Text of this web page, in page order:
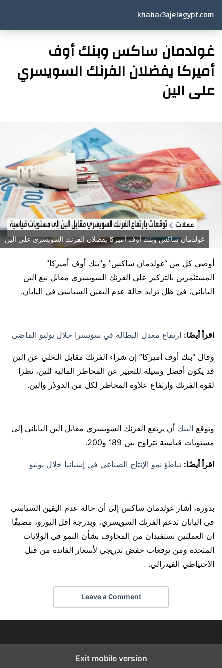
khabar3ajelegypt.com
غولدمان ساكس وبنك أوف
أميركا يفضلان الفرنك السويسري
على الين
غولدمان ساكس وبنك أوف أميركا يفضلان الفرنك السويسري على الين
أوصى كل من “غولدمان ساكس” و”بنك أوف أميركا”
المستثمرين بالتركيز على الفرنك السويسري مقابل بيع الين
الياباني، في ظل تزايد حالة عدم اليقين السياسي في اليابان.
اقرأ أيضًا: ارتفاع معدل البطالة في سويسرا خلال يوليو الماضي
وقال “بنك أوف أميركا” إن شراء الفرنك مقابل التخلي عن الين
قد يكون أفضل وسيلة للتعبير عن المخاطر المالية للين، نظرا
لقوة الفرنك وارتفاع علاوة المخاطر لكل من الدولار والين.
وتوقع البنك أن يرتفع الفرنك السويسري مقابل الين الياباني إلى
مستويات قياسية تتراوح بين 189 و200.
اقرأ أيضًا: تباطؤ نمو الإنتاج الصناعي في إسبانيا خلال يونيو
بدوره، أشار غولدمان ساكس إلى أن حالة عدم اليقين السياسي
في اليابان تدعم الفرنك السويسري، وبدرجة أقل اليورو، مضيفًا
أن العملتين تستفيدان من المخاوف بشأن النمو في الولايات
المتحدة ومن توقعات خفض تدريجي لأسعار الفائدة من قبل
الاحتياطي الفيدرالي.
Leave a Comment
Exit mobile version